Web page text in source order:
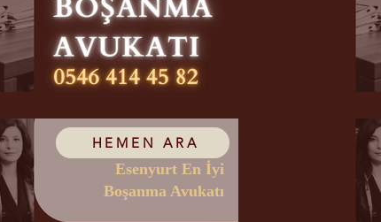
HEMEN ARA
Esenyurt En İyi
Boşanma Avukatı